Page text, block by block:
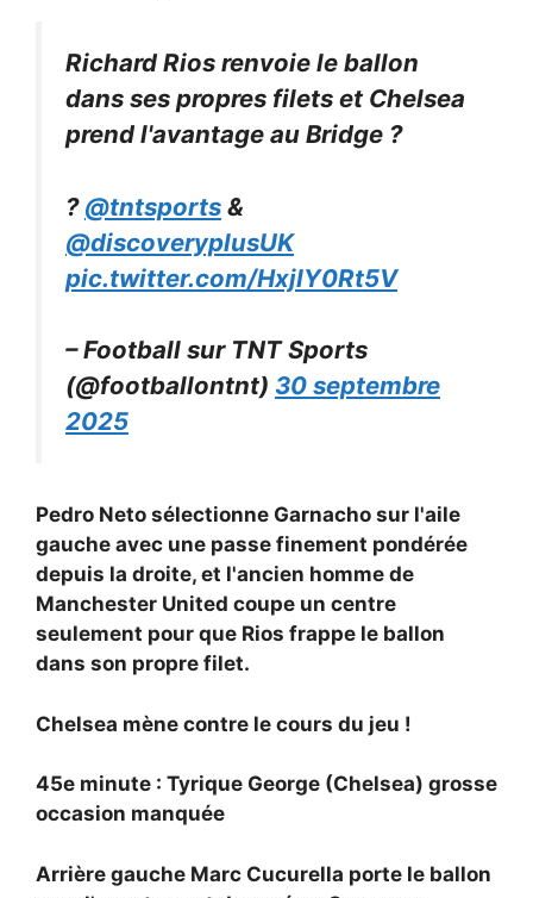
Richard Rios renvoie le ballon
dans ses propres filets et Chelsea
prend l'avantage au Bridge ?
? @tntsports &
@discoveryplusUK
pic.twitter.com/HxjIY0Rt5V
– Football sur TNT Sports
(@footballontnt) 30 septembre
2025
Pedro Neto sélectionne Garnacho sur l'aile
gauche avec une passe finement pondérée
depuis la droite, et l'ancien homme de
Manchester United coupe un centre
seulement pour que Rios frappe le ballon
dans son propre filet.
Chelsea mène contre le cours du jeu !
45e minute : Tyrique George (Chelsea) grosse
occasion manquée
Arrière gauche Marc Cucurella porte le ballon